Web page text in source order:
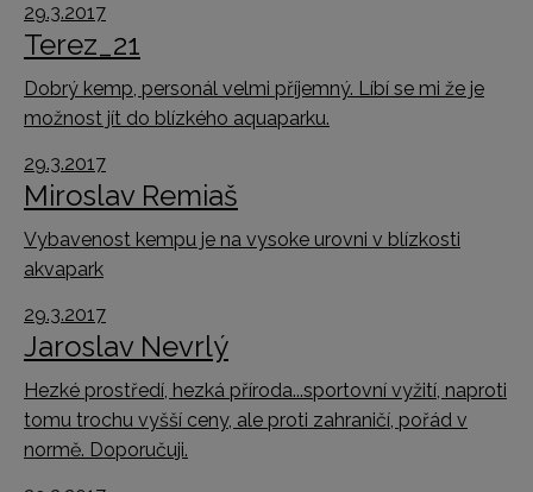
29.3.2017
Terez_21
Dobrý kemp, personál velmi příjemný. Líbí se mi že je
možnost jít do blízkého aquaparku.
29.3.2017
Miroslav Remiaš
Vybavenost kempu je na vysoke urovni v blízkosti
akvapark
29.3.2017
Jaroslav Nevrlý
Hezké prostředí, hezká příroda...sportovní vyžití, naproti
tomu trochu vyšší ceny, ale proti zahraničí, pořád v
normě. Doporučuji.